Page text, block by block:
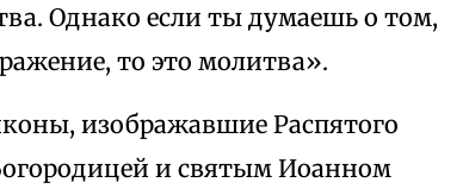
Однако если ты думаешь о том,
то это молитва».
изображавшие Распятого
и святым Иоанном